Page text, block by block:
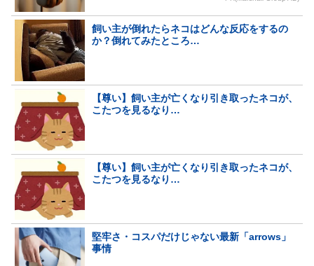
飼い主が倒れたらネコはどんな反応をするの
か？倒れてみたところ…
【尊い】飼い主が亡くなり引き取ったネコが、
こたつを見るなり…
【尊い】飼い主が亡くなり引き取ったネコが、
こたつを見るなり…
堅牢さ・コスパだけじゃない最新「arrows」
事情